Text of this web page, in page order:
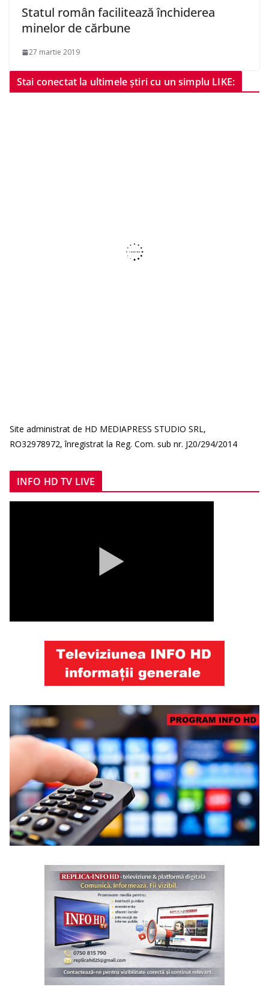
Statul român facilitează închiderea
minelor de cărbune
27 martie 2019
Stai conectat la ultimele știri cu un simplu LIKE:
Site administrat de HD MEDIAPRESS STUDIO SRL,
RO32978972, înregistrat la Reg. Com. sub nr. J20/294/2014
INFO HD TV LIVE